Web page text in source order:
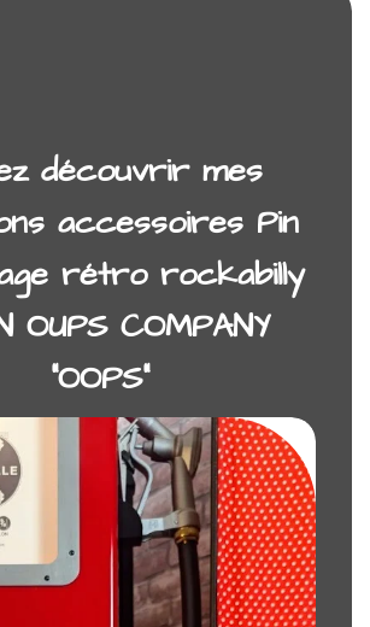
découvrir mes
accessoires Pin
rétro rockabilly
OUPS COMPANY
“OOPS”